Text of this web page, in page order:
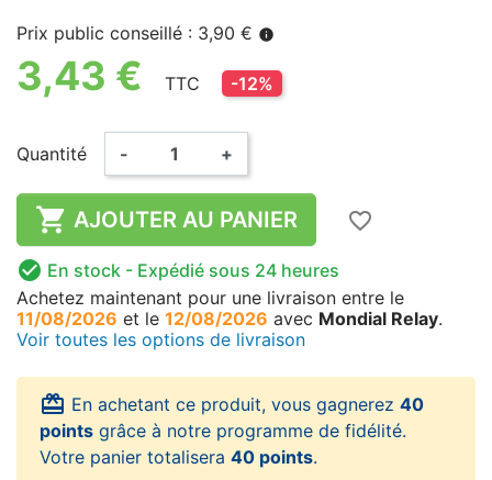
Prix public conseillé : 3,90 € info
3,43 € TTC -12%
Quantité - +
 AJOUTER AU PANIER
favorite_border
 En stock - Expédié sous 24 heures
Achetez maintenant pour une livraison entre le
11/08/2026 et le 12/08/2026 avec Mondial Relay.
Voir toutes les options de livraison
card_giftcard En achetant ce produit, vous gagnerez 40
points grâce à notre programme de fidélité.
Votre panier totalisera 40 points.